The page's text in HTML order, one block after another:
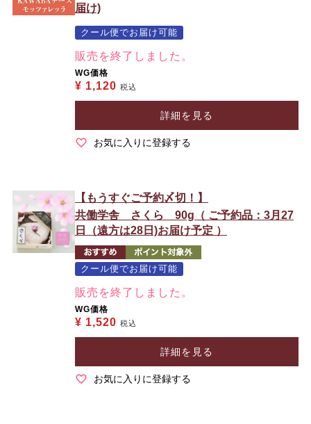
届け)
クール便でお届け可能
販売を終了しました。
WG価格
¥ 1,120 税込
詳細を見る
お気に入りに登録する
【もうすぐご予約〆切！】
共働学舎 さくら 90g（ ご予約品：3月27
日（遠方は28日)お届け予定 ）
クール便でお届け可能
販売を終了しました。
WG価格
¥ 1,520 税込
詳細を見る
お気に入りに登録する